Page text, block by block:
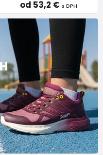
od 53,2 € s DPH